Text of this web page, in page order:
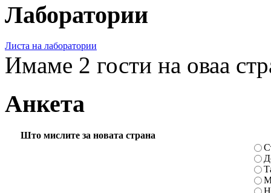
Лаборатории
Листа на лаборатории
Имаме 2 гости на оваа
Анкета
Што мислите за новата страна